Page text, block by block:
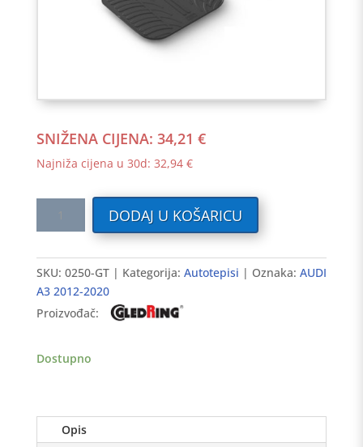
SNIŽENA CIJENA: 34,21 €
Najniža cijena u 30d: 32,94 €
AUDI
A3
(8V)
2012-
-
DODAJ U KOŠARICU
SKU: 0250-GT Kategorija: Autotepisi Oznaka: AUDI
A3 2012-2020
Proizvođač:
Dostupno
Opis